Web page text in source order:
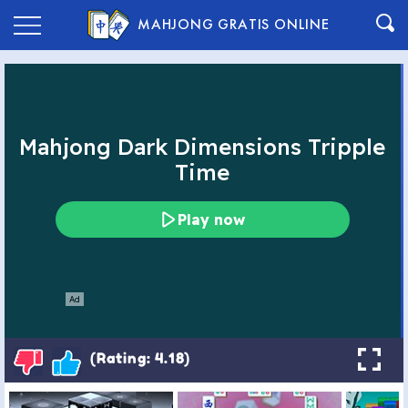
MAHJONG GRATIS ONLINE
(Rating: 4.18)